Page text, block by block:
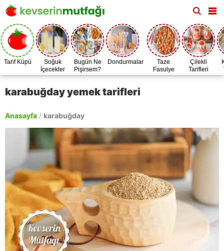
Tarif Küpü
Soğuk
İçecekler
Bugün Ne
Pişirsem?
Dondurmalar
Taze
Fasulye
Zamanı
Çilekli
Tarifleri
karabuğday yemek tarifleri
Anasayfa / karabuğday